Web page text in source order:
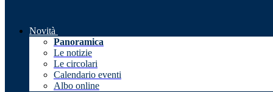
Novità
Panoramica
Le notizie
Le circolari
Calendario eventi
Albo online